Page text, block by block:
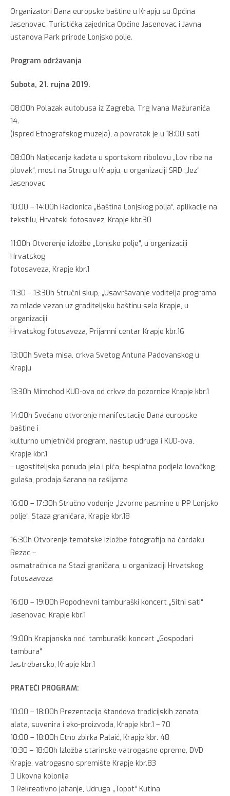
Organizatori Dana europske baštine u Krapju su Općina
Jasenovac, Turistička zajednica Općine Jasenovac i Javna
ustanova Park prirode Lonjsko polje.
Program održavanja
Subota, 21. rujna 2019.
08:00h Polazak autobusa iz Zagreba, Trg Ivana Mažuranića
14.
(ispred Etnografskog muzeja), a povratak je u 18:00 sati
08:00h Natjecanje kadeta u sportskom ribolovu „Lov ribe na
plovak“, most na Strugu u Krapju, u organizaciji SRD „Jez“
Jasenovac
10:00 – 14:00h Radionica „Baština Lonjskog polja“, aplikacije na
tekstilu, Hrvatski fotosavez, Krapje kbr.30
11:00h Otvorenje izložbe „Lonjsko polje“, u organizaciji
Hrvatskog
fotosaveza, Krapje kbr.1
11:30 – 13:30h Stručni skup, „Usavršavanje voditelja programa
za mlade vezan uz graditeljsku baštinu sela Krapje, u
organizaciji
Hrvatskog fotosaveza, Prijamni centar Krapje kbr.16
13:00h Sveta misa, crkva Svetog Antuna Padovanskog u
Krapju
13:30h Mimohod KUD-ova od crkve do pozornice Krapje kbr.1
14:00h Svečano otvorenje manifestacije Dana europske
baštine i
kulturno umjetnički program, nastup udruga i KUD-ova,
Krapje kbr.1
– ugostiteljska ponuda jela i pića, besplatna podjela lovačkog
gulaša, prodaja šarana na rašljama
16:00 – 17:30h Stručno vođenje „Izvorne pasmine u PP Lonjsko
polje“, Staza graničara, Krapje kbr.18
16:30h Otvorenje tematske izložbe fotografija na čardaku
Rezac –
osmatračnica na Stazi graničara, u organizaciji Hrvatskog
fotosaaveza
16:00 – 19:00h Popodnevni tamburaški koncert „Sitni sati“
Jasenovac, Krapje kbr.1
19:00h Krapjanska noć, tamburaški koncert „Gospodari
tambura“
Jastrebarsko, Krapje kbr.1
PRATEĆI PROGRAM:
10:00 – 18:00h Prezentacija štandova tradicijskih zanata,
alata, suvenira i eko-proizvoda, Krapje kbr.1 – 70
10:00 – 18:00h Etno zbirka Palaić, Krapje kbr. 48
10:30 – 18:00h Izložba starinske vatrogasne opreme, DVD
Krapje, vatrogasno spremište Krapje kbr.83
 Likovna kolonija
 Rekreativno jahanje, Udruga „Topot“ Kutina